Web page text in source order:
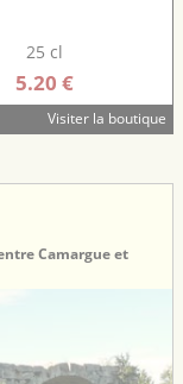
25 cl
5.20 €
Visiter la boutique
Camargue et